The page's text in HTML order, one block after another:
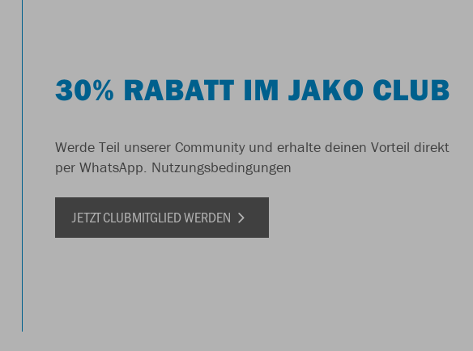
30% RABATT IM JAKO CLUB
Werde Teil unserer Community und erhalte deinen Vorteil direkt
per WhatsApp. Nutzungsbedingungen
JETZT CLUBMITGLIED WERDEN